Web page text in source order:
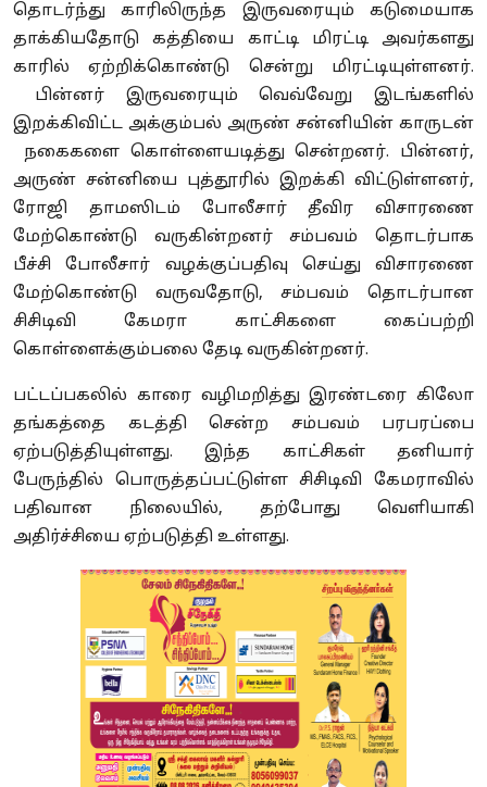
தொடர்ந்து காரிலிருந்த இருவரையும் கடுமையாக
தாக்கியதோடு கத்தியை காட்டி மிரட்டி அவர்களது
காரில் ஏற்றிக்கொண்டு சென்று மிரட்டியுள்ளனர்.
பின்னர் இருவரையும் வெவ்வேறு இடங்களில்
இறக்கிவிட்ட அக்கும்பல் அருண் சன்னியின் காருடன்
நகைகளை கொள்ளையடித்து சென்றனர். பின்னர்,
அருண் சன்னியை புத்தூரில் இறக்கி விட்டுள்ளனர்,
ரோஜி தாமஸிடம் போலீசார் தீவிர விசாரணை
மேற்கொண்டு வருகின்றனர் சம்பவம் தொடர்பாக
பீச்சி போலீசார் வழக்குப்பதிவு செய்து விசாரணை
மேற்கொண்டு வருவதோடு, சம்பவம் தொடர்பான
சிசிடிவி கேமரா காட்சிகளை கைப்பற்றி
கொள்ளைக்கும்பலை தேடி வருகின்றனர்.
பட்டப்பகலில் காரை வழிமறித்து இரண்டரை கிலோ
தங்கத்தை கடத்தி சென்ற சம்பவம் பரபரப்பை
ஏற்படுத்தியுள்ளது. இந்த காட்சிகள் தனியார்
பேருந்தில் பொருத்தப்பட்டுள்ள சிசிடிவி கேமராவில்
பதிவான நிலையில், தற்போது வெளியாகி
அதிர்ச்சியை ஏற்படுத்தி உள்ளது.